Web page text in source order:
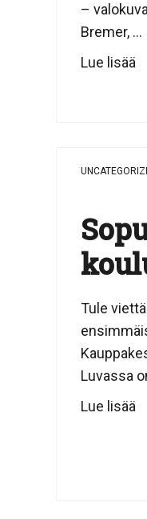
–
Bremer, ...
Lue lisää
Tule
Luvassa
Lue lisää